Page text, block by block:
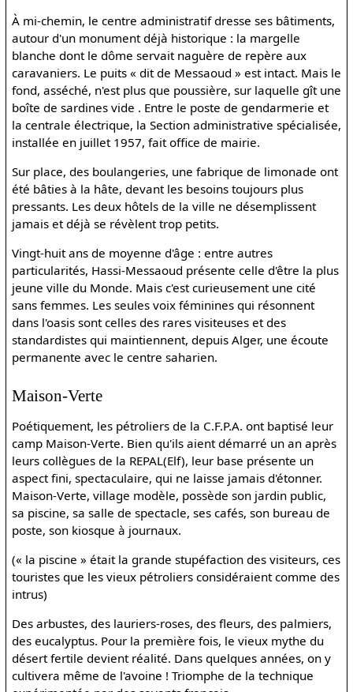
À mi-chemin, le centre administratif dresse ses bâtiments,
autour d'un monument déjà historique : la margelle
blanche dont le dôme servait naguère de repère aux
caravaniers. Le puits « dit de Messaoud » est intact. Mais le
fond, asséché, n'est plus que poussière, sur laquelle gît une
boîte de sardines vide . Entre le poste de gendarmerie et
la centrale électrique, la Section administrative spécialisée,
installée en juillet 1957, fait office de mairie.
Sur place, des boulangeries, une fabrique de limonade ont
été bâties à la hâte, devant les besoins toujours plus
pressants. Les deux hôtels de la ville ne désemplissent
jamais et déjà se révèlent trop petits.
Vingt-huit ans de moyenne d'âge : entre autres
particularités, Hassi-Messaoud présente celle d'être la plus
jeune ville du Monde. Mais c'est curieusement une cité
sans femmes. Les seules voix féminines qui résonnent
dans l'oasis sont celles des rares visiteuses et des
standardistes qui maintiennent, depuis Alger, une écoute
permanente avec le centre saharien.
Maison-Verte
Poétiquement, les pétroliers de la C.F.P.A. ont baptisé leur
camp Maison-Verte. Bien qu'ils aient démarré un an après
leurs collègues de la REPAL(Elf), leur base présente un
aspect fini, spectaculaire, qui ne laisse jamais d'étonner.
Maison-Verte, village modèle, possède son jardin public,
sa piscine, sa salle de spectacle, ses cafés, son bureau de
poste, son kiosque à journaux.
(« la piscine » était la grande stupéfaction des visiteurs, ces
touristes que les vieux pétroliers considéraient comme des
intrus)
Des arbustes, des lauriers-roses, des fleurs, des palmiers,
des eucalyptus. Pour la première fois, le vieux mythe du
désert fertile devient réalité. Dans quelques années, on y
cultivera même de l'avoine ! Triomphe de la technique